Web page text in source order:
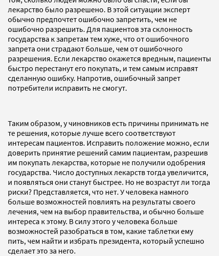
лекарство было разрешено. В этой ситуации эксперт
обычно предпочтет ошибочно запретить, чем не
ошибочно разрешить. Для пациентов эта склонность
государства к запретам тем хуже, что от ошибочного
запрета они страдают больше, чем от ошибочного
разрешения. Если лекарство окажется вредным, пациенты
быстро перестанут его покупать, и тем самым исправят
сделанную ошибку. Напротив, ошибочный запрет
потребители исправить не смогут.
Таким образом, у чиновников есть причины принимать не
те решения, которые лучше всего соответствуют
интересам пациентов. Исправить положение можно, если
доверить принятие решений самим пациентам, разрешив
им покупать лекарства, которые не получили одобрения
государства. Число доступных лекарств тогда увеличится,
и появляться они станут быстрее. Но не возрастут ли тогда
риски? Представляется, что нет. У человека намного
больше возможностей повлиять на результаты своего
лечения, чем на выбор правительства, и обычно больше
интереса к этому. В силу этого у человека больше
возможностей разобраться в том, какие таблетки ему
пить, чем найти и избрать президента, который успешно
сделает это за него.